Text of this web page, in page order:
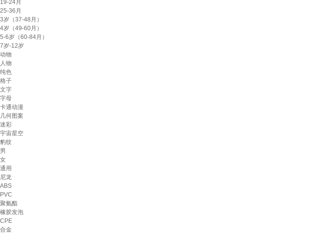
19-24月
25-36月
3岁（37-48月）
4岁（49-60月）
5-6岁（60-84月）
7岁-12岁
动物
人物
纯色
格子
文字
字母
卡通动漫
几何图案
迷彩
宇宙星空
豹纹
男
女
通用
尼龙
ABS
PVC
聚氨酯
橡胶发泡
CPE
合金